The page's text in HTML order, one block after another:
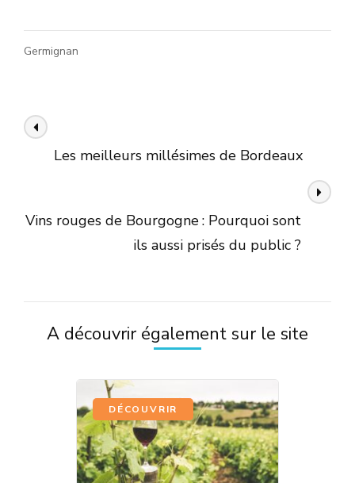
Germignan
Navigation
desLes meilleurs millésimes de Bordeaux
Vins rouges de Bourgogne : Pourquoi sont
ils aussi prisés du public ?
A découvrir également sur le site
DÉCOUVRIR